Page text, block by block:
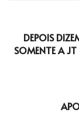
DEPOIS
SOMENTE A